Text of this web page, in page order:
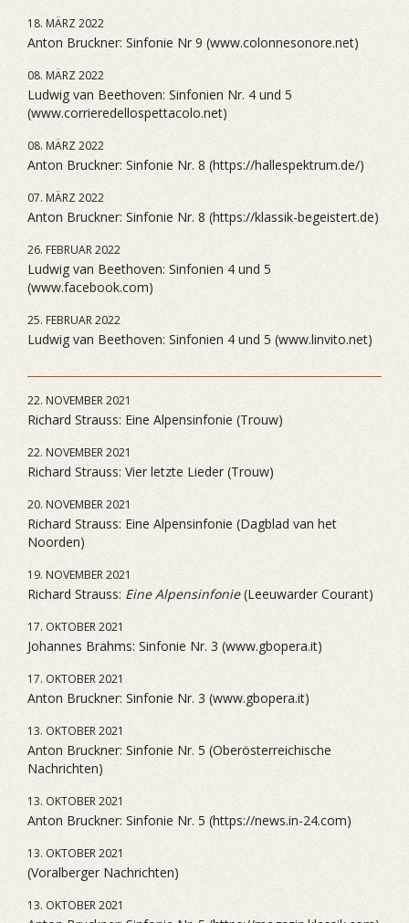
18. MÄRZ 2022
Anton Bruckner: Sinfonie Nr 9 (www.colonnesonore.net)
08. MÄRZ 2022
Ludwig van Beethoven: Sinfonien Nr. 4 und 5
(www.corrieredellospettacolo.net)
08. MÄRZ 2022
Anton Bruckner: Sinfonie Nr. 8 (https://hallespektrum.de/)
07. MÄRZ 2022
Anton Bruckner: Sinfonie Nr. 8 (https://klassik-begeistert.de)
26. FEBRUAR 2022
Ludwig van Beethoven: Sinfonien 4 und 5
(www.facebook.com)
25. FEBRUAR 2022
Ludwig van Beethoven: Sinfonien 4 und 5 (www.linvito.net)
22. NOVEMBER 2021
Richard Strauss: Eine Alpensinfonie (Trouw)
22. NOVEMBER 2021
Richard Strauss: Vier letzte Lieder (Trouw)
20. NOVEMBER 2021
Richard Strauss: Eine Alpensinfonie (Dagblad van het
Noorden)
19. NOVEMBER 2021
Richard Strauss: Eine Alpensinfonie(Leeuwarder Courant)
17. OKTOBER 2021
Johannes Brahms: Sinfonie Nr. 3 (www.gbopera.it)
17. OKTOBER 2021
Anton Bruckner: Sinfonie Nr. 3 (www.gbopera.it)
13. OKTOBER 2021
Anton Bruckner: Sinfonie Nr. 5 (Oberösterreichische
Nachrichten)
13. OKTOBER 2021
Anton Bruckner: Sinfonie Nr. 5 (https://news.in-24.com)
13. OKTOBER 2021
(Voralberger Nachrichten)
13. OKTOBER 2021